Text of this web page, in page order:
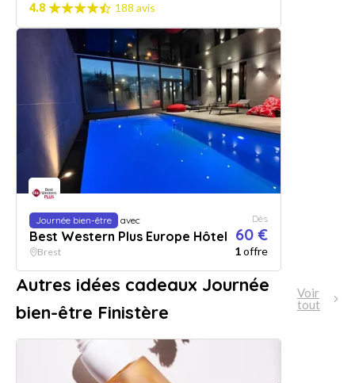
4.8
188 avis
Journée bien-être avec
Best Western Plus Europe Hôtel
Dès
60 €
Brest 1offre
Autres idées cadeaux Journée
bien-être Finistère
Voir
tout